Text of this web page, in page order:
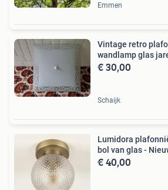
Emmen
Vintage retro
wandlamp glas
€ 30,00
Schaijk
Lumidora
bol van glas -
€ 40,00